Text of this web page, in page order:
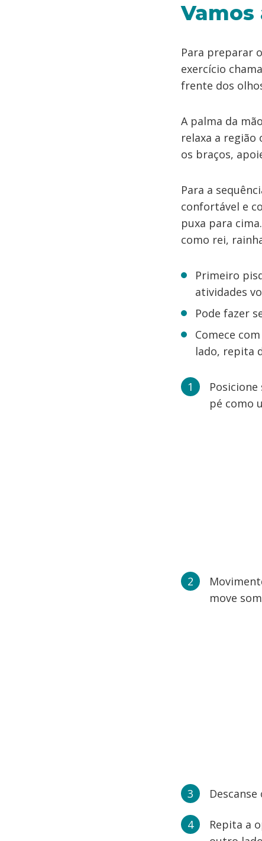
Vamos
Para preparar
exercício
frente dos
A palma da
relaxa a região
os braços,
Para a
confortável e
puxa para
como rei,
Primeiro
atividades
Pode fazer
Comece
lado, repita
pé como
move
Repita a